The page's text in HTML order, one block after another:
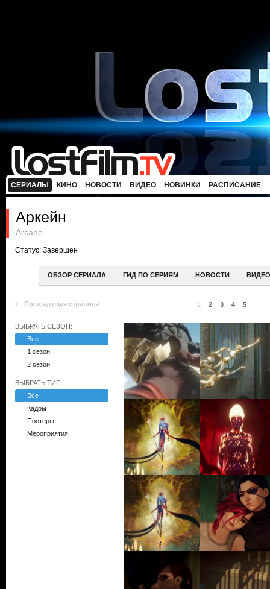
СЕРИАЛЫ КИНО НОВОСТИ ВИДЕО НОВИНКИ РАСПИСАНИЕ
Аркейн
Arcane
Статус: Завершен
ОБЗОР СЕРИАЛА ГИД ПО СЕРИЯМ НОВОСТИ ВИДЕО
Предыдущая страница 1 2 3 4 5
ВЫБРАТЬ СЕЗОН:
Все
1 сезон
2 сезон
ВЫБРАТЬ ТИП:
Все
Кадры
Постеры
Мероприятия